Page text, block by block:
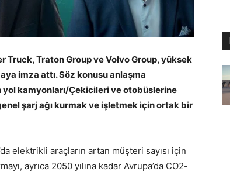
Truck, Traton Group ve Volvo Group, yüksek
imza attı. Söz konusu anlaşma
kamyonları/Çekicileri ve otobüslerine
şarj ağı kurmak ve işletmek için ortak bir
elektrikli araçların artan müşteri sayısı için
ayrıca 2050 yılına kadar Avrupa’da CO2-